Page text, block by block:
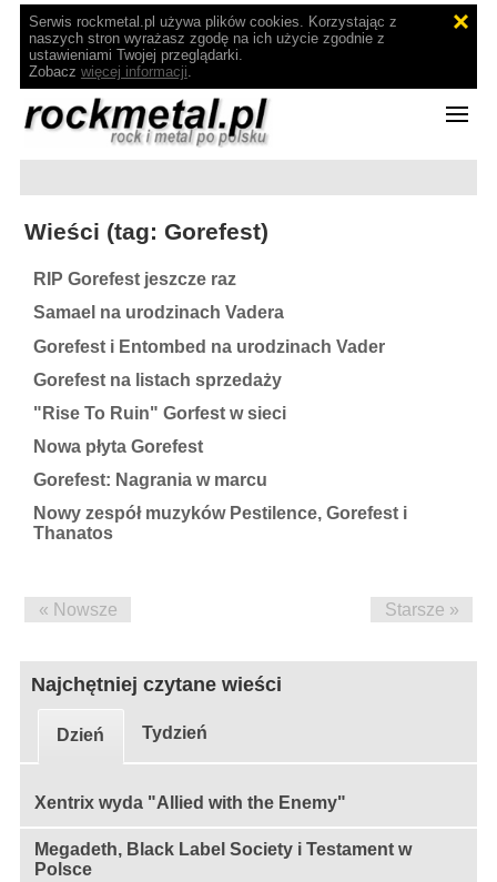
Serwis rockmetal.pl używa plików cookies. Korzystając z
naszych stron wyrażasz zgodę na ich użycie zgodnie z
ustawieniami Twojej przeglądarki.
Zobacz więcej informacji.
Wieści (tag: Gorefest)
RIP Gorefest jeszcze raz
Samael na urodzinach Vadera
Gorefest i Entombed na urodzinach Vader
Gorefest na listach sprzedaży
"Rise To Ruin" Gorfest w sieci
Nowa płyta Gorefest
Gorefest: Nagrania w marcu
Nowy zespół muzyków Pestilence, Gorefest i
Thanatos
« Nowsze Starsze »
Najchętniej czytane wieści
Dzień Tydzień
Xentrix wyda "Allied with the Enemy"
Megadeth, Black Label Society i Testament w
Polsce